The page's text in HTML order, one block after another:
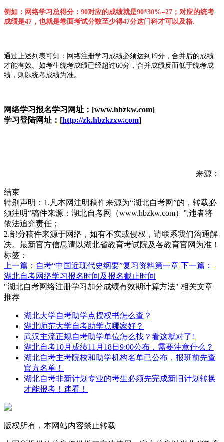
例如：网络学习总得分：90对应的成绩就是90*30%=27；对应的统考
成绩是47，也就是卷面考试分数至少得47分这门科才可以及格.
通过上述列表可知：网络注册学习成绩必须达到19分，合并后的成绩
才能有效。如考生统考成绩已经超过60分，合并成绩反而低于统考成
绩，则以统考成绩为准。
网络学习报名学习网址：[www.hbzkw.com]
学习登陆网址：[http://zk.hbzkzxw.com]
来源：
结束
特别声明：1.凡本网注明稿件来源为“湖北自考网”的，转载必
须注明“稿件来源：湖北自考网（www.hbzkw.com）”,违者将
依法追究责任；
2.部分稿件来源于网络，如有不实或侵权，请联系我们沟通解
决。最新官方信息请以湖北省教育考试院及各教育官网为准！
标签：
上一篇：自考“中国近现代史纲要”复习资料第一章 下一篇：
湖北自考网络学习报名时间及报名截止时间
"湖北自考网络注册学习加分成绩有效期计算方法" 相关文章
推荐
湖北大学自考助学点授权书怎么查？
湖北师范大学自考助学点哪家好？
武汉主流正规自考助学单位怎么找？看这就对了!
湖北自考10月成绩11月18日9:00公布，需要注意什么？
湖北自考主考院校和助学机构名单已公布，报班前先查
官方名单！
湖北自考非新计划专业的考生必须先完成新旧计划转换
才能报考！速看！
版权所有，本网站内容禁止转载